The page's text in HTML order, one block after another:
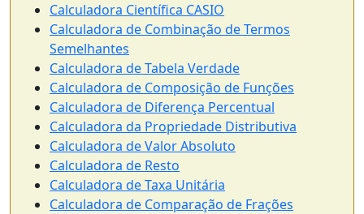
Calculadora Científica CASIO
Calculadora de Combinação de Termos
Semelhantes
Calculadora de Tabela Verdade
Calculadora de Composição de Funções
Calculadora de Diferença Percentual
Calculadora da Propriedade Distributiva
Calculadora de Valor Absoluto
Calculadora de Resto
Calculadora de Taxa Unitária
Calculadora de Comparação de Frações